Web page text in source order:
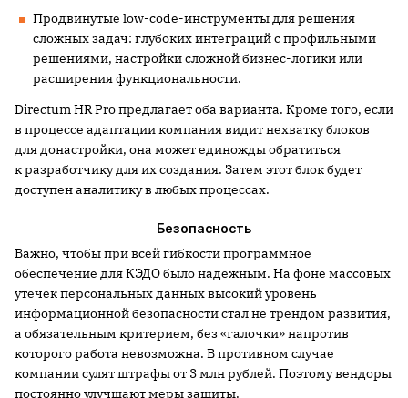
Продвинутые low-code-инструменты для решения
сложных задач: глубоких интеграций с профильными
решениями, настройки сложной бизнес-логики или
расширения функциональности.
Directum HR Pro предлагает оба варианта. Кроме того, если
в процессе адаптации компания видит нехватку блоков
для донастройки, она может единожды обратиться
к разработчику для их создания. Затем этот блок будет
доступен аналитику в любых процессах.
Безопасность
Важно, чтобы при всей гибкости программное
обеспечение для КЭДО было надежным. На фоне массовых
утечек персональных данных высокий уровень
информационной безопасности стал не трендом развития,
а обязательным критерием, без «галочки» напротив
которого работа невозможна. В противном случае
компании сулят штрафы от 3 млн рублей. Поэтому вендоры
постоянно улучшают меры защиты.